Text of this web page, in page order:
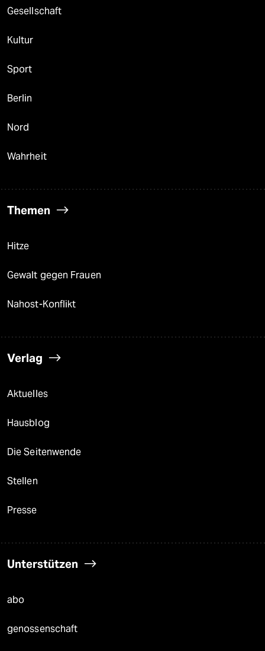
Gesellschaft
Kultur
Sport
Berlin
Nord
Wahrheit
Themen
Hitze
Gewalt gegen Frauen
Nahost-Konflikt
Verlag
Aktuelles
Hausblog
Die Seitenwende
Stellen
Presse
Unterstützen
abo
genossenschaft